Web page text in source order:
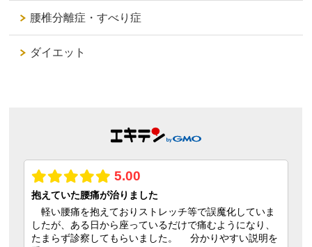
腰椎分離症・すべり症
ダイエット